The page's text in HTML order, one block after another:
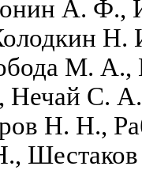
А. Ф.,
М. А.,
Нечай С.
Н. Н.,